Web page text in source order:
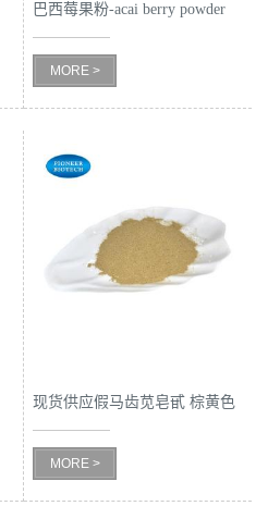
巴西莓果粉-acai berry powder
MORE >
现货供应假马齿苋皂甙 棕黄色
粉末
MORE >